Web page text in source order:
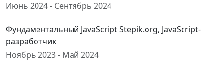
Июнь 2024 - Сентябрь 2024
Фундаментальный JavaScript Stepik.org, JavaScript-
разработчик
Ноябрь 2023 - Май 2024